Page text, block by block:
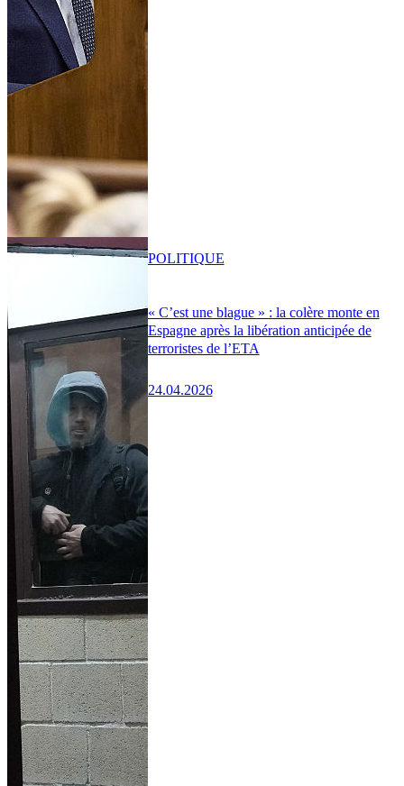
« C’est une blague » : la colère monte en
Espagne après la libération anticipée de
terroristes de l’ETA
24.04.2026
POLITIQUE